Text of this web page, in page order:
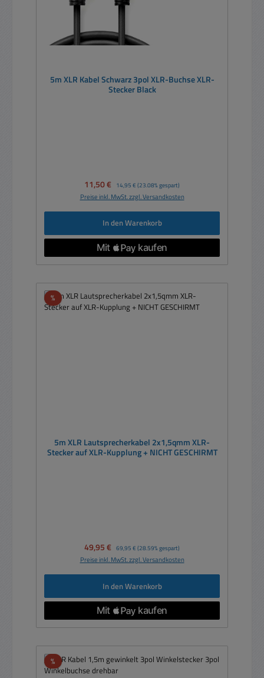
5m XLR Kabel Schwarz 3pol XLR-Buchse XLR-
Stecker Black
Verkaufspreis:
11,50 € Regulärer Preis:
14,95 € (23.08% gespart)
Preise inkl. MwSt. zzgl. Versandkosten
In den Warenkorb
%Rabatt
5m XLR Lautsprecherkabel 2x1,5qmm XLR-
Stecker auf XLR-Kupplung + NICHT GESCHIRMT
Verkaufspreis:
49,95 € Regulärer Preis:
69,95 € (28.59% gespart)
Preise inkl. MwSt. zzgl. Versandkosten
In den Warenkorb
%Rabatt